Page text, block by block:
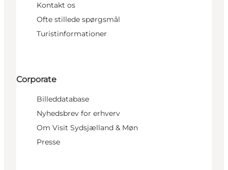
Kontakt os
Ofte stillede spørgsmål
Turistinformationer
Corporate
Billeddatabase
Nyhedsbrev for erhverv
Om Visit Sydsjælland & Møn
Presse